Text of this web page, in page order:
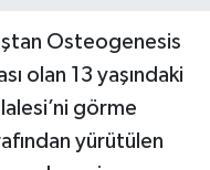
Osteogenesis
olan 13 yaşındaki
görme
yürütülen